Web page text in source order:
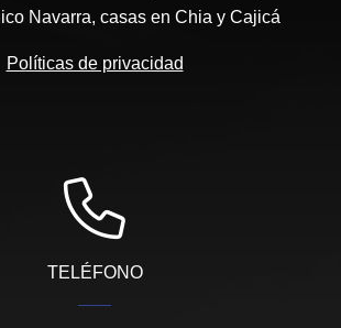
Navarra, casas en Chia y Cajicá
Políticas de privacidad
TELÉFONO